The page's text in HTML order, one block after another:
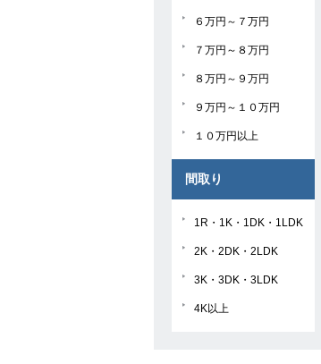
６万円～７万円
７万円～８万円
８万円～９万円
９万円～１０万円
１０万円以上
間取り
1R・1K・1DK・1LDK
2K・2DK・2LDK
3K・3DK・3LDK
4K以上